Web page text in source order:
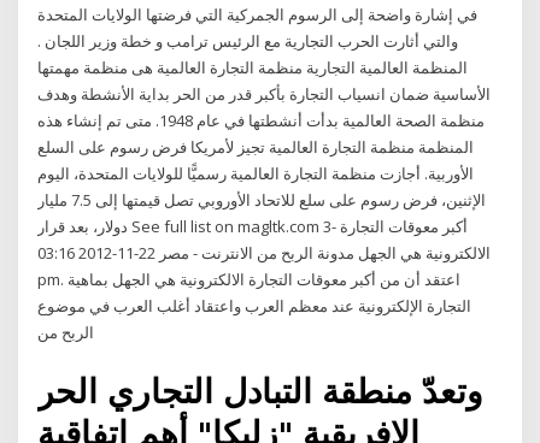
في إشارة واضحة إلى الرسوم الجمركية التي فرضتها الولايات المتحدة
والتي أثارت الحرب التجارية مع الرئيس ترامب و خطة وزير اللجان .
المنظمة العالمية التجارية منظمة التجارة العالمية هى منظمة مهمتها
الأساسية ضمان انسياب التجارة بأكبر قدر من الحر بداية الأنشطة وهدف
منظمة الصحة العالمية بدأت أنشطتها في عام 1948. متى تم إنشاء هذه
المنظمة منظمة التجارة العالمية تجيز لأمريكا فرض رسوم على السلع
الأوربية. أجازت منظمة التجارة العالمية رسميًّا للولايات المتحدة، اليوم
الإثنين، فرض رسوم على سلع للاتحاد الأوروبي تصل قيمتها إلى 7.5 مليار
دولار، بعد قرار See full list on magltk.com 3- أكبر معوقات التجارة
الالكترونية هي الجهل مدونة الربح من الانترنت - مصر 22-11-2012 03:16
pm. اعتقد أن من أكبر معوقات التجارة الالكترونية هي الجهل بماهية
التجارة الإلكترونية عند معظم العرب واعتقاد أغلب العرب في موضوع
الربح من
وتعدّ منطقة التبادل التجاري الحر
الافريقية "زليكا" أهم اتفاقية